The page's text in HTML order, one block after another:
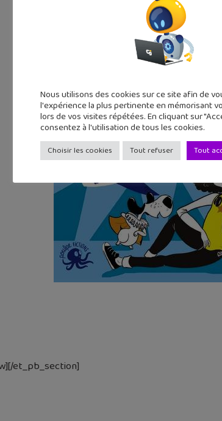
et_pb_section]
Nous utilisons des cookies sur ce site afin de
l'expérience la plus pertinente en mémorisant
lors de vos visites répétées. En cliquant sur
consentez à l'utilisation de tous les cookies.
Choisir les cookies Tout refuser Tout